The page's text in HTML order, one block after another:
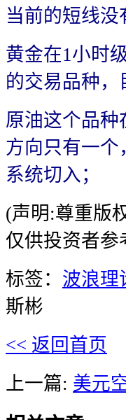
当前的短线没
黄金在1小时
的交易品种，
原油这个品种
方向只有一个
系统切入；
(声明:尊重版
仅供投资者参
标签： 波浪理
斯彬
<< 返回首页
上一篇: 美元